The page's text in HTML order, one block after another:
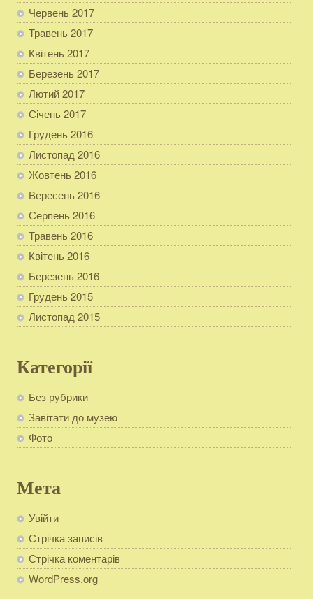
Червень 2017
Травень 2017
Квітень 2017
Березень 2017
Лютий 2017
Січень 2017
Грудень 2016
Листопад 2016
Жовтень 2016
Вересень 2016
Серпень 2016
Травень 2016
Квітень 2016
Березень 2016
Грудень 2015
Листопад 2015
Категорії
Без рубрики
Завітати до музею
Фото
Мета
Увійти
Стрічка записів
Стрічка коментарів
WordPress.org